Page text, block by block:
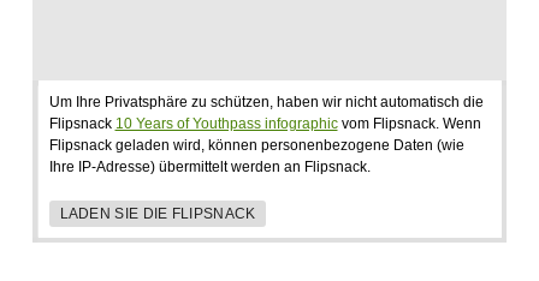
Um Ihre Privatsphäre zu schützen, haben wir nicht automatisch die
Flipsnack 10 Years of Youthpass infographicvom Flipsnack. Wenn
Flipsnack geladen wird, können personenbezogene Daten (wie
Ihre IP-Adresse) übermittelt werden an Flipsnack.
LADEN SIE DIE FLIPSNACK